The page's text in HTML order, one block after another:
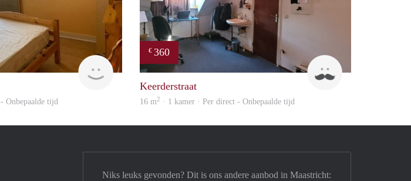
finder
Onbepaalde tijd
€ 360
Keerderstraat
16 m2 · 1 kamer · Per direct - Onbepaalde tijd
Niks leuks gevonden? Dit is ons andere aanbod in Maastricht: